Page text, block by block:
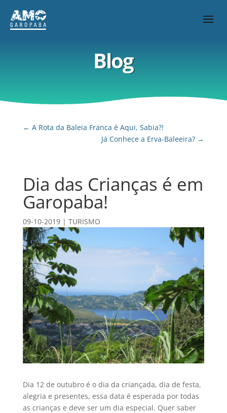
Blog
← A Rota da Baleia Franca é Aqui, Sabia?!
Já Conhece a Erva-Baleeira? →
Dia das Crianças é em
Garopaba!
09-10-2019| TURISMO
Dia 12 de outubro é o dia da criançada, dia de festa,
alegria e presentes, essa data é esperada por todas
as crianças e deve ser um dia especial. Quer saber